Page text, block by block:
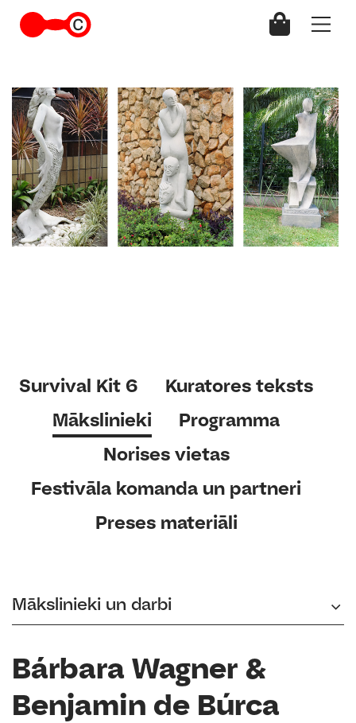
Survival Kit 6
Kuratores teksts
Mākslinieki
Programma
Norises vietas
Festivāla komanda un partneri
Preses materiāli
Mākslinieki un darbi
Bárbara Wagner &
Benjamin de Búrca